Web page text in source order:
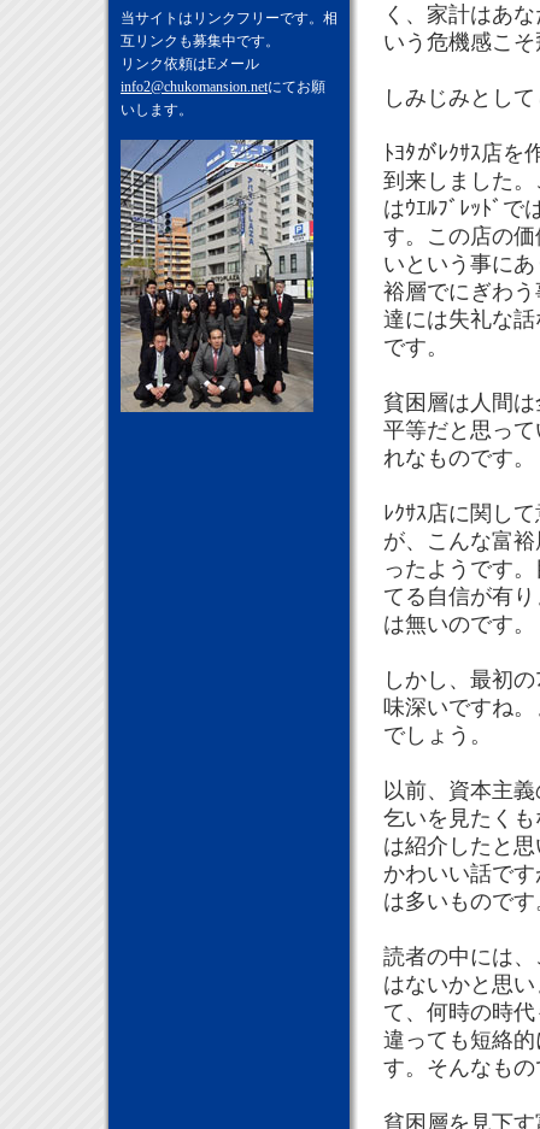
く、家計はあ
いう危機感こ
しみじみとし
ﾄﾖﾀがﾚｸｻｽ店
到来しました。
はｳｴﾙﾌﾞﾚｯﾄﾞ
す。この店の
いという事に
裕層でにぎわ
達には失礼な
です。
貧困層は人間
平等だと思っ
れなものです。
ﾚｸｻｽ店に関し
が、こんな富
ったようです
てる自信が有
は無いのです。
しかし、最初
味深いですね
でしょう。
以前、資本主
乞いを見たく
は紹介したと
かわいい話で
は多いものです
読者の中には
はないかと思
て、何時の時
違っても短絡的
す。そんなも
貧困層を見下
当サイトはリンクフリーです。相
互リンクも募集中です。
リンク依頼はEメール
info2@chukomansion.netにてお願
いします。